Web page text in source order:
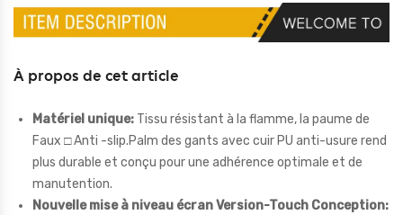
À propos de cet article
Matériel unique: Tissu résistant à la flamme, la paume de
Faux □ Anti -slip.Palm des gants avec cuir PU anti-usure rend
plus durable et conçu pour une adhérence optimale et de
manutention.
Nouvelle mise à niveau écran Version-Touch Conception: